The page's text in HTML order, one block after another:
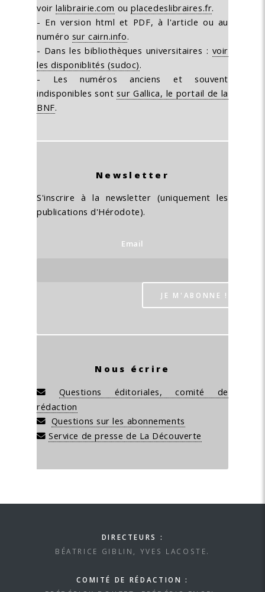
voir lalibrairie.com ouplacedeslibraires.fr.
- En version html et PDF, à l'article ou au
numéro sur cairn.info.
- Dans les bibliothèques universitaires : voir
les disponiblités (sudoc).
- Les numéros anciens et souvent
indisponibles sontsur Gallica, le portail de la
BNF.
Newsletter
S'inscrire à la newsletter (uniquement les
publications d'Hérodote).
Email
Nous écrire
Questions éditoriales, comité de
rédaction
Questions sur les abonnements
Service de presse de La Découverte
DIRECTEURS :
BÉATRICE GIBLIN, YVES LACOSTE.
COMITÉ DE RÉDACTION :